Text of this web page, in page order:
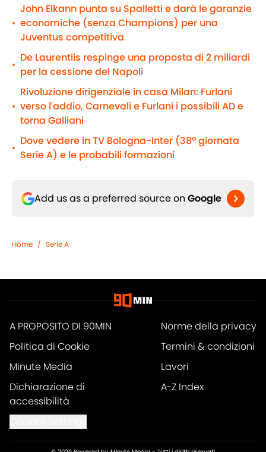
•
John Elkann punta su Spalletti e darà le garanzie
economiche (senza Champions) per una
Juventus competitiva
•
De Laurentiis respinge una proposta di 2 miliardi
per la cessione del Napoli
•
Rivoluzione dirigenziale in casa Milan: Furlani
verso l'addio, Carnevali e Furlani i possibili AD e
torna Galliani
•
Dove vedere in TV Bologna-Inter (38ª giornata
Serie A) e le probabili formazioni
Add us as a preferred source on Google
Home / Serie A
A PROPOSITO DI 90MIN
Norme della privacy
Politica di Cookie
Termini & condizioni
Minute Media
Lavori
Dichiarazione di
accessibilità
A-Z Index